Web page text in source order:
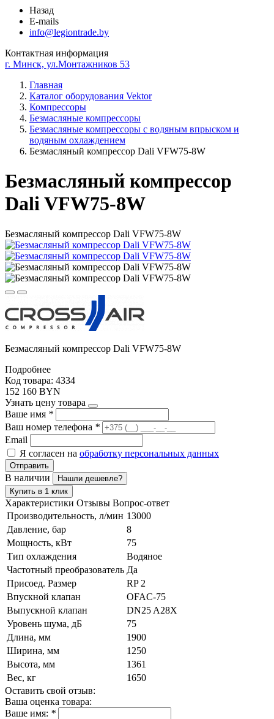
Назад
E-mails
info@legiontrade.by
Контактная информация
г. Минск, ул.Монтажников 53
Главная
Каталог оборудования Vektor
Компрессоры
Безмасляные компрессоры
Безмасляные компрессоры с водяным впрыском и
водяным охлаждением
Безмасляный компрессор Dali VFW75-8W
Безмасляный компрессор
Dali VFW75-8W
Безмасляный компрессор Dali VFW75-8W
Безмасляный компрессор Dali VFW75-8W
Подробнее
Код товара: 4334
152 160 BYN
Узнать цену товара
Ваше имя *
Ваш номер телефона *
Email
Я согласен на обработку персональных данных
Отправить
В наличии
Нашли дешевле?
Купить в 1 клик
Характеристики Отзывы Вопрос-ответ
Производительность, л/мин 13000
Давление, бар
8
Мощность, кВт
75
Тип охлаждения
Водяное
Частотный преобразователь Да
Присоед. Размер
RP 2
Впускной клапан
OFAC-75
Выпускной клапан
DN25 A28X
Уровень шума, дБ
75
Длина, мм
1900
Ширина, мм
1250
Высота, мм
1361
Вес, кг
1650
Оставить свой отзыв:
Ваша оценка товара:
Ваше имя: *